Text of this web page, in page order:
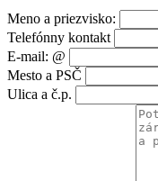
Meno a priezvisko:
Telefónny kontakt
E-mail: @
Mesto a PSČ
Ulica a č.p.